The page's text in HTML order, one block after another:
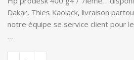
Dakar, Thies Kaolack, livraison
notre équipe se service client pour
…